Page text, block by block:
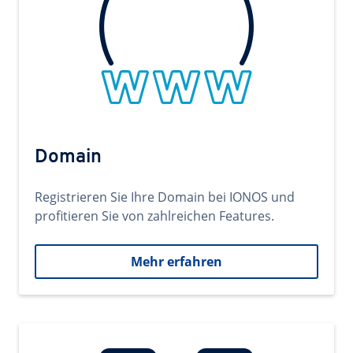
Domain
Registrieren Sie Ihre Domain bei IONOS und
profitieren Sie von zahlreichen Features.
Mehr erfahren